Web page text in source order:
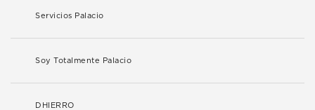
Servicios Palacio
Soy Totalmente Palacio
DHIERRO